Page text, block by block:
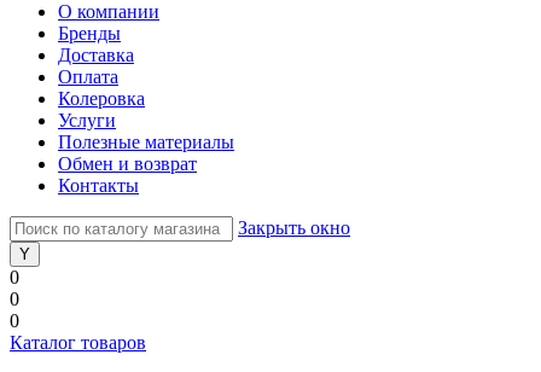
О компании
Бренды
Доставка
Оплата
Колеровка
Услуги
Полезные материалы
Обмен и возврат
Контакты
Закрыть окно
0
0
0
Каталог товаров